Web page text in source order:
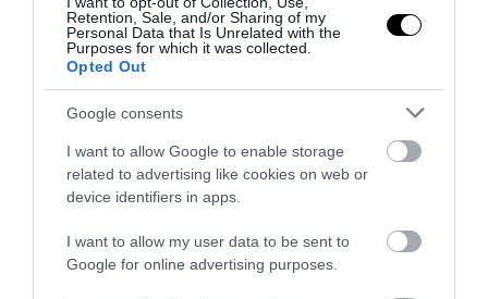
Retention, Sale, and/or Sharing of my
Personal Data that Is Unrelated with the
Purposes for which it was collected.
Opted Out
Google consents
I want to allow Google to enable storage
related to advertising like cookies on web or
device identifiers in apps.
I want to allow my user data to be sent to
Google for online advertising purposes.
επανέφεραν στη ζωή μετά από
ανακοπή
13.07.2026 | 12:49